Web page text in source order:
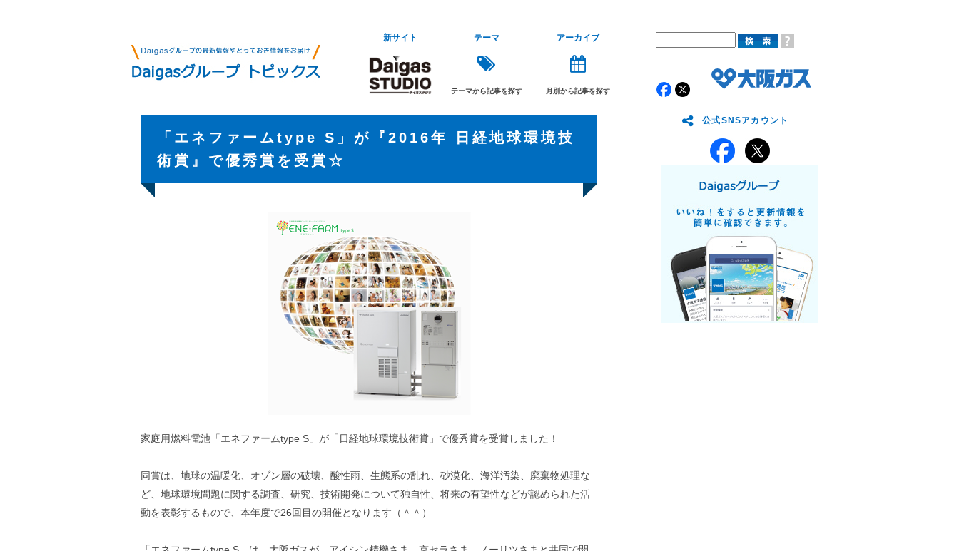
新サイト テーマ
テーマから記事を探す
アーカイブ
月別から記事を探す
「エネファームtype S」が『2016年 日経地球環境技
術賞』で優秀賞を受賞☆
家庭用燃料電池「エネファームtype S」が「日経地球環境技術賞」で優秀賞を受賞しました！
同賞は、地球の温暖化、オゾン層の破壊、酸性雨、生態系の乱れ、砂漠化、海洋汚染、廃棄物処理な
ど、地球環境問題に関する調査、研究、技術開発について独自性、将来の有望性などが認められた活
動を表彰するもので、本年度で26回目の開催となります（＾＾）
公式SNSアカウント